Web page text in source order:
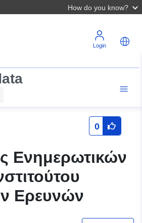
How do you know?
Login
0
Ενημερωτικών
Ερευνών